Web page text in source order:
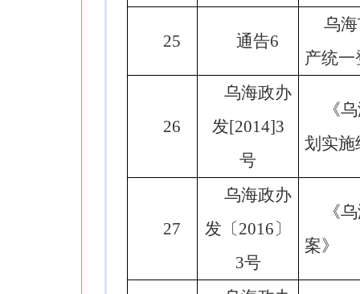
25 通告6
乌
产统
26
乌海政办
发[2014]3
号
《
划实施
27
乌海政办
发〔2016〕
3号
《
案》